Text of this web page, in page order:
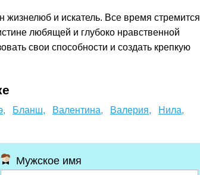
и искатель. Все время стремится
любящей и глубоко нравственной
свои способности и создать крепкую
Бланш, Валентина, Валерия,
Нила,
Мужское имя